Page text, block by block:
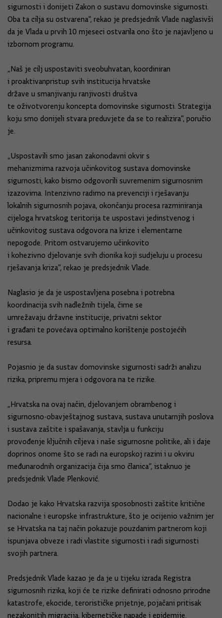
sigurnosti i donijeti Zakon o sustavu domovinske sigurnosti.
Oba ta cilja su ostvarena“, rekao je predsjednik Vlade naglasivši
da je Vlada u prvih 10 mjeseci ostvarila ono što je najavljeno u
izbornom programu.
„Naš je cilj uspostaviti sveobuhvatan, koordiniran
i proaktivanpristup svih institucija hrvatske
države u smanjivanju ranjivosti društva
te oživotvorenju koncepta domovinske sigurnosti. Strategija
koju smo donijeli stvara preduvjete da se to realizira“, poručio
je.
„Uspostavili smo jasan zakonodavni okvir s
mehanizmima razvoja učinkovitog sustava domovinske
sigurnosti, kako bismo odgovorili suvremenim sigurnosnim
izazovima. Intenzivno radimo na prevenciji i rješavanju
lokalnih sigurnosnih pojava, okončanju procesa razminiranja
cijeloga hrvatskog teritorija te uspostavi jedinstvenog i
učinkovitog sustava odgovora na krize i elementarne
nepogode. Pritom ostvarujemo učinkovito
i kohezivno djelovanje svih dionika koji sudjeluju u procesu
rješavanja kriza“, rekao je predsjednik Vlade.
Naglasio je da je uspostavljena posebna i potrebna
koordinacija svih nadležnih tijela, čime se
umrežavaju državne institucije, privatni sektor
i građani te povećava optimalno korištenje postojećih
resursa.
Pojasnio je da sustav domovinske sigurnosti sadrži analizu
rizika, pripremu mjera i odgovora na te rizike.
„Hrvatska na ovaj način, djelovanjem obrambenog i
sigurnosno-obavještajnog sustava, sustava unutarnjih poslova
i sustava zaštite i spašavanja, stavlja u funkciju
provođenje ključnih ciljeva i naše sigurnosne politike, ali i daje
doprinos onome što se radi na europskoj razini i u okviru
međunarodnih organizacija čija smo članica“, istaknuo je
predsjednik Vlade Plenković.
Dodao je kako Hrvatska razvija sposobnosti zaštite kritične
nacionalne i europske infrastrukture, što je ocijenio važnim jer
se Hrvatska na taj način pokazuje pouzdanim partnerom koji
ispunjava obveze i radi vlastite sigurnosti i radi sigurnosti
svojih partnera.
Predsjednik Vlade kazao je da je u tijeku izrada Registra
sigurnosnih rizika, koji će te rizike definirati odnosno prirodne
katastrofe, ekocide, terorističke prijetnje, pojačani pritisak
nezakonitih migracija, kibernetičke napade i epidemije.